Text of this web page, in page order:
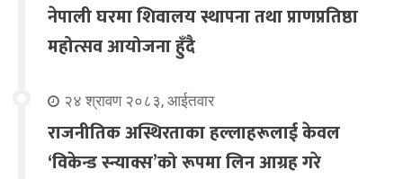
नेपाली घरमा शिवालय स्थापना तथा प्राणप्रतिष्ठा
महोत्सव आयोजना हुँदै
२४ श्रावण २०८३, आईतवार
राजनीतिक अस्थिरताका हल्लाहरूलाई केवल
‘विकेन्ड स्न्याक्स’को रूपमा लिन आग्रह गरे